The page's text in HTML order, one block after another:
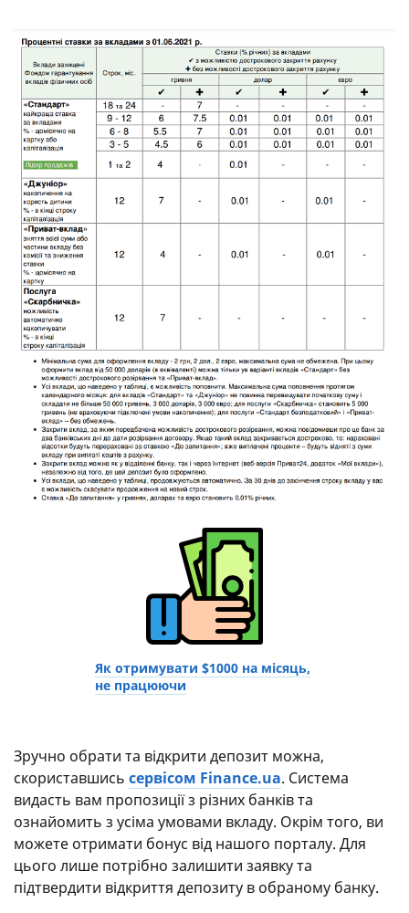
Як отримувати $1000 на місяць,
не працюючи
Зручно обрати та відкрити депозит можна,
скориставшись сервісом Finance.ua. Система
видасть вам пропозиції з різних банків та
ознайомить з усіма умовами вкладу. Окрім того, ви
можете отримати бонус від нашого порталу. Для
цього лише потрібно залишити заявку та
підтвердити відкриття депозиту в обраному банку.